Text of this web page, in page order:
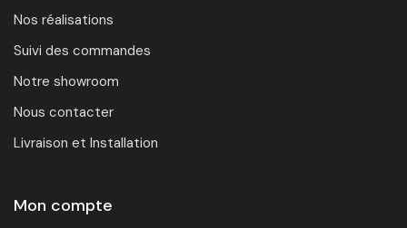
Nos réalisations
Suivi des commandes
Notre showroom
Nous contacter
Livraison et Installation
Mon compte